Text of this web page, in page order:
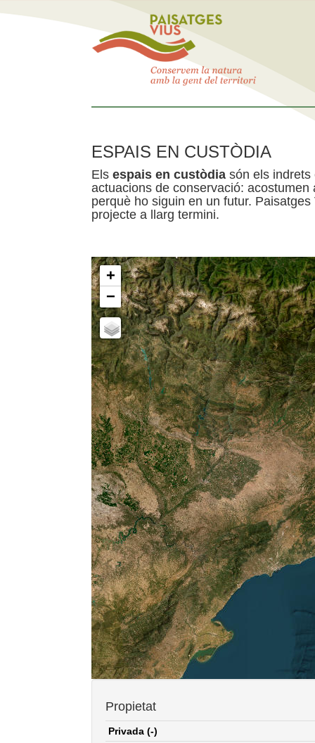
ESPAIS EN CUSTÒDIA
Els espais en custòdia són els indrets
actuacions de conservació:
perquè ho siguin en un futur.
projecte a llarg termini.
+
−
Propietat
Privada (-)